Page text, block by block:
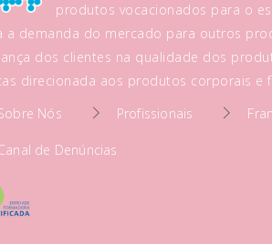
produtos vocacionados para o
a demanda do mercado para outros
dos clientes na qualidade dos
direcionada aos produtos corporais e
Nós
Profissionais
de Denúncias